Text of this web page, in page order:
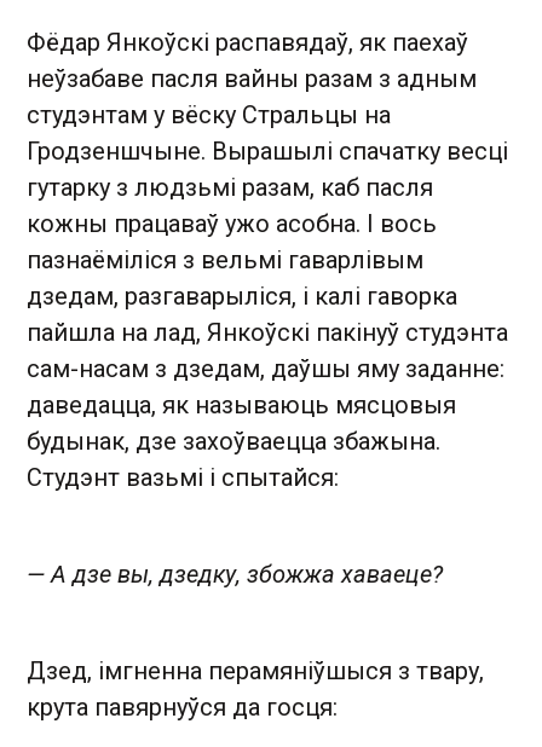
Фёдар Янкоўскі распавядаў, як паехаў
неўзабаве пасля вайны разам з адным
студэнтам у вёску Стральцы на
Гродзеншчыне. Вырашылі спачатку весці
гутарку з людзьмі разам, каб пасля
кожны працаваў ужо асобна. І вось
пазнаёміліся з вельмі гаварлівым
дзедам, разгаварыліся, і калі гаворка
пайшла на лад, Янкоўскі пакінуў студэнта
сам-насам з дзедам, даўшы яму заданне:
даведацца, як называюць мясцовыя
будынак, дзе захоўваецца збажына.
Студэнт вазьмі і спытайся:
— А дзе вы, дзедку, збожжа хаваеце?
Дзед, імгненна перамяніўшыся з твару,
крута павярнуўся да госця: